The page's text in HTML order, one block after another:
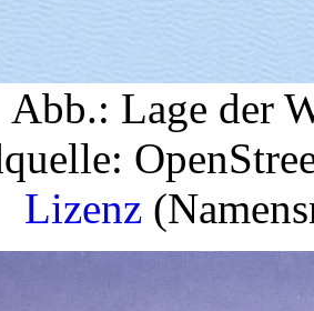
Abb.: Lage der
Lizenz